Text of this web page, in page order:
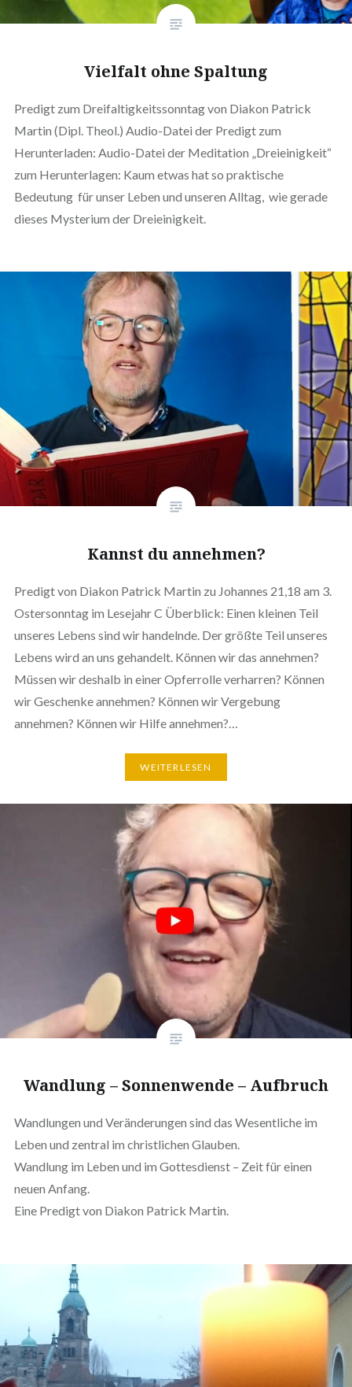
Vielfalt ohne Spaltung
Predigt zum Dreifaltigkeitssonntag von Diakon Patrick
Martin (Dipl. Theol.) Audio-Datei der Predigt zum
Herunterladen: Audio-Datei der Meditation „Dreieinigkeit“
zum Herunterlagen: Kaum etwas hat so praktische
Bedeutung für unser Leben und unseren Alltag, wie gerade
dieses Mysterium der Dreieinigkeit.
Kannst du annehmen?
Predigt von Diakon Patrick Martin zu Johannes 21,18 am 3.
Ostersonntag im Lesejahr C Überblick: Einen kleinen Teil
unseres Lebens sind wir handelnde. Der größte Teil unseres
Lebens wird an uns gehandelt. Können wir das annehmen?
Müssen wir deshalb in einer Opferrolle verharren? Können
wir Geschenke annehmen? Können wir Vergebung
annehmen? Können wir Hilfe annehmen?…
WEITERLESEN
Wandlung – Sonnenwende – Aufbruch
Wandlungen und Veränderungen sind das Wesentliche im
Leben und zentral im christlichen Glauben.
Wandlung im Leben und im Gottesdienst – Zeit für einen
neuen Anfang.
Eine Predigt von Diakon Patrick Martin.